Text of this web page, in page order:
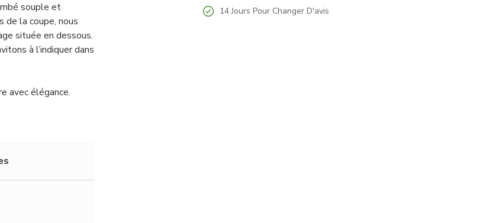
souple et
de la coupe, nous
située en dessous.
à l’indiquer dans
avec élégance.
14 Jours Pour Changer D'avis